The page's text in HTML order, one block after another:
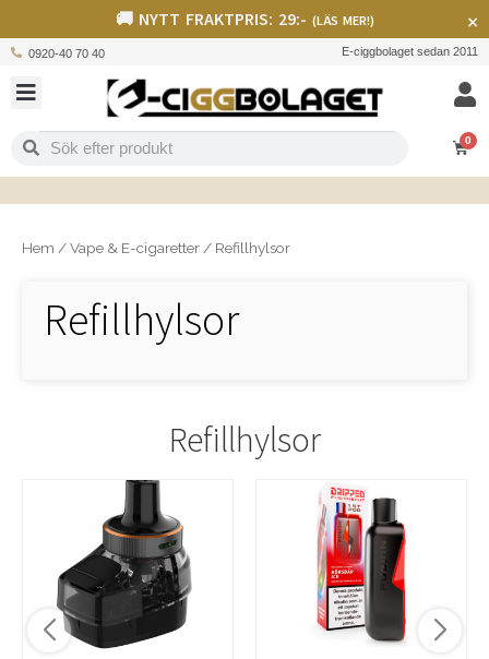
🚚 NYTT FRAKTPRIS: 29:- (LÄS MER!) ×
0920-40 70 40 E-ciggbolaget sedan 2011
0
Hem /Vape & E-cigaretter / Refillhylsor
Refillhylsor
Refillhylsor